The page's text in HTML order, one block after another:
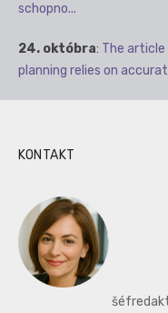
schopno...
24. októbra: The
planning relies on
KONTAKT